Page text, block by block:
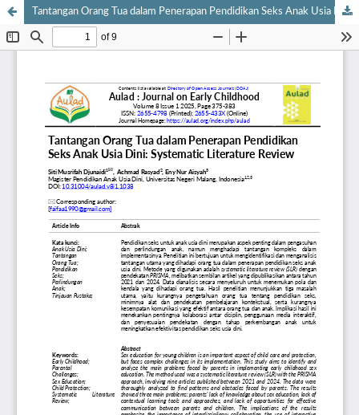
Tantangan Orang Tua dalam Penerapan Pendidikan Seks Anak Usia Dini: Systematic Literature Review